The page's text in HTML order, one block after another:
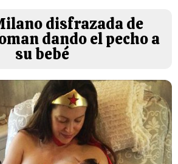
disfrazada de
dando el pecho a
su bebé